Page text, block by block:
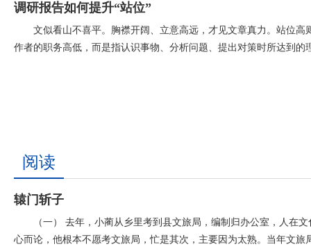
房鳞次栉比、生产车间里的智能设备高速运转、研发中心内的科研人
调研报告如何提升“站位”
文似看山不喜平。胸襟开阔、立意高远，才见文章真力。站位高
作者的职务高低，而是指认识事物、分析问题、提出对策时所达到
阅读
辕门斩子
（一） 去年，小蔺从乡里考到县文旅局，编制归办公室，人在
心而论，他根本不愿考文旅局，忙是其次，主要因为太熟。当年文旅